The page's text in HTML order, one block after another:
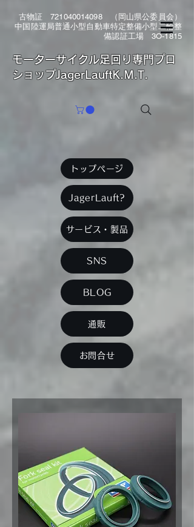
古物証 721040014098（岡山県公委員会）
中国陸運局普通小型自動車特定整備小型二輪整
備認証工場 3O-1815
​モーターサイクル足回り専門プロ
ショップJagerLauftK.M.T.
トップページ
JagerLauft?
サービス・製品
SNS
BLOG
通販
お問合せ